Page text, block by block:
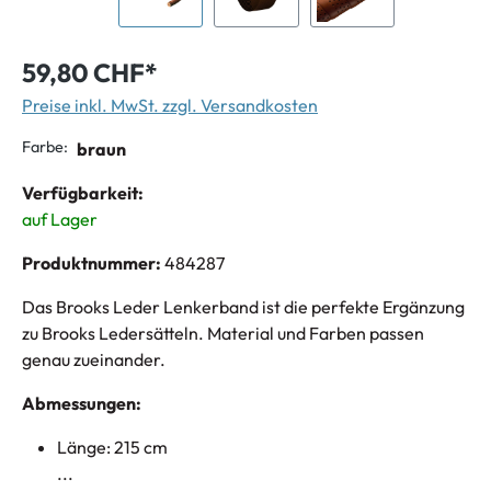
59,80 CHF*
Preise inkl. MwSt. zzgl. Versandkosten
Farbe: braun
Verfügbarkeit:
auf Lager
Produktnummer: 484287
Das Brooks Leder Lenkerband ist die perfekte Ergänzung
zu Brooks Ledersätteln. Material und Farben passen
genau zueinander.
Abmessungen:
Länge: 215 cm
...